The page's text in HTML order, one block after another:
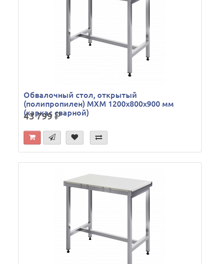
Обвалочный стол, открытый
(полипропилен) МХМ 1200х800х900 мм
(каркас сварной)
43 799р.